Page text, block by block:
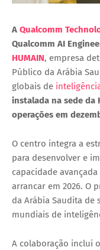
A Qualcomm
Qualcomm AI
HUMAIN, empresa
Público da Arábia
globais de
instalada na sede da
operações em
O centro integra a
para desenvolver e
capacidade
arrancar em 2026. O
da Arábia Saudita
mundiais de
A colaboração inclui